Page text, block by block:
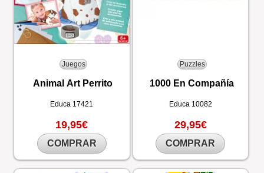
Juegos
Animal Art Perrito
Educa 17421
19,95€
COMPRAR
Puzzles
1000 En Compañía
Educa 10082
29,95€
COMPRAR